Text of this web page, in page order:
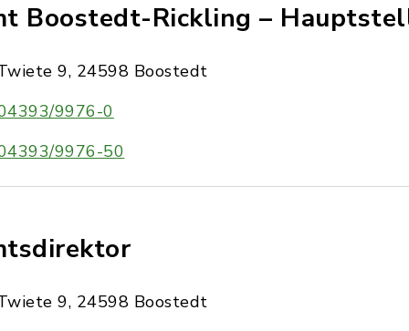
Boostedt-Rickling –
9, 24598 Boostedt
9976-0
9976-50
9, 24598 Boostedt